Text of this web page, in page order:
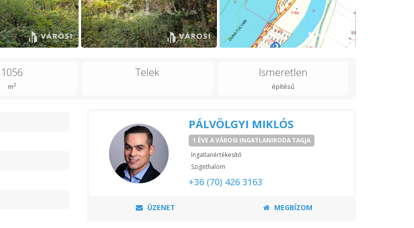
1056
m2
Telek Ismeretlen
építésű
PÁLVÖLGYI MIKLÓS
1 ÉVE A VÁROSI INGATLANIRODA TAGJA
Ingatlanértékesítő
Szigethalom
+36 (70) 426 3163
ÜZENET MEGBÍZOM